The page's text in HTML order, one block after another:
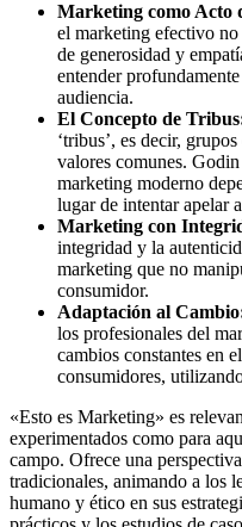
Marketing como Acto
el marketing efectivo
de generosidad y
entender
audiencia.
El Concepto de
‘tribus’, es decir,
valores comunes.
marketing moderno
lugar de intentar apelar
Marketing con
integridad y la
marketing que no
consumidor.
Adaptación al
los profesionales del
cambios constantes en
consumidores,
«Esto es Marketing» es
experimentados como para
campo. Ofrece una
tradicionales, animando a los
humano y ético en sus